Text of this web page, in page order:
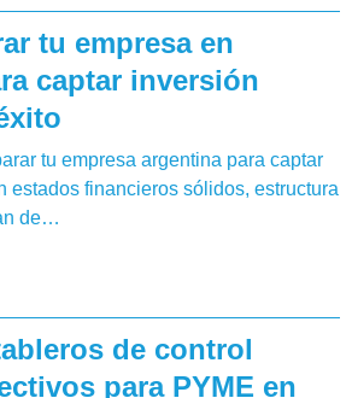
tu empresa en
captar inversión
tu empresa argentina para captar
estados financieros sólidos, estructura
de…
de control
para PYME en